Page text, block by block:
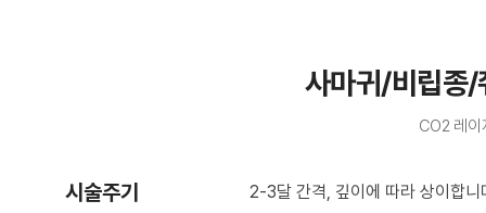
사마귀/비립종
CO2 레이
시술주기 2-3달 간격, 깊이에 따라 상이합니